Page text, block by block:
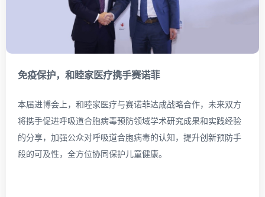
免疫保护， 和睦家医疗携手赛诺菲
本届进博会上，和睦家医疗与赛诺菲达成战略合作，未来双方
将携手促进呼吸道合胞病毒预防领域学术研究成果和实践经验
的分享，加强公众对呼吸道合胞病毒的认知，提升创新预防手
段的可及性，全方位协同保护儿童健康。